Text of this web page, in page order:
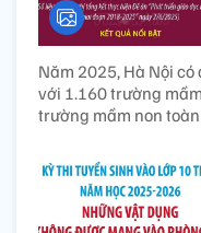
Năm 2025, Hà Nội
với 1.160 trường
trường mầm non